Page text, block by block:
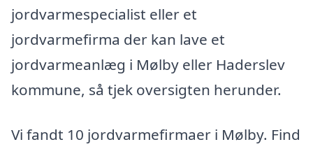
jordvarmespecialist eller et
jordvarmefirma der kan lave et
jordvarmeanlæg i Mølby eller Haderslev
kommune, så tjek oversigten herunder.
Vi fandt 10 jordvarmefirmaer i Mølby. Find